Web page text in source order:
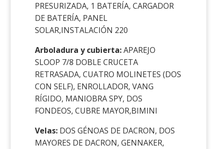
PRESURIZADA, 1 BATERÍA, CARGADOR
DE BATERÍA, PANEL
SOLAR,INSTALACIÓN 220
Arboladura y cubierta:APAREJO
SLOOP 7/8 DOBLE CRUCETA
RETRASADA, CUATRO MOLINETES (DOS
CON SELF), ENROLLADOR, VANG
RÍGIDO, MANIOBRA SPY, DOS
FONDEOS, CUBRE MAYOR,BIMINI
Velas: DOS GÉNOAS DE DACRON, DOS
MAYORES DE DACRON, GENNAKER,